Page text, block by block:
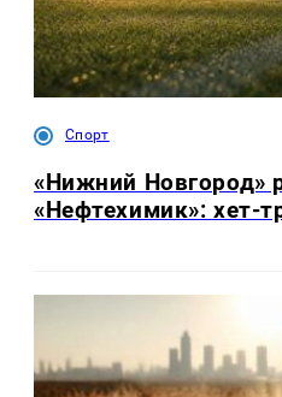
Спорт
«Нижний Новгород»
«Нефтехимик»: хет-